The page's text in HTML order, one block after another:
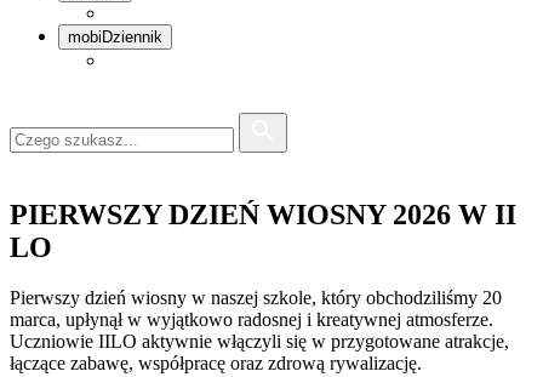
mobiDziennik
PIERWSZY DZIEŃ WIOSNY 2026 W II
LO
Pierwszy dzień wiosny w naszej szkole, który obchodziliśmy 20
marca, upłynął w wyjątkowo radosnej i kreatywnej atmosferze.
Uczniowie IILO aktywnie włączyli się w przygotowane atrakcje,
łączące zabawę, współpracę oraz zdrową rywalizację.